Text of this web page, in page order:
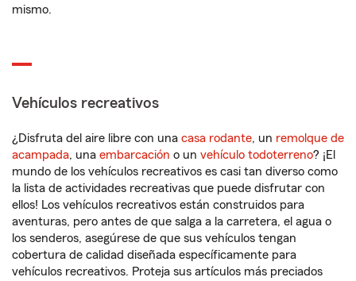
mismo.
Vehículos recreativos
¿Disfruta del aire libre con una casa rodante, un remolque de
acampada, una embarcación o un vehículo todoterreno? ¡El
mundo de los vehículos recreativos es casi tan diverso como
la lista de actividades recreativas que puede disfrutar con
ellos! Los vehículos recreativos están construidos para
aventuras, pero antes de que salga a la carretera, el agua o
los senderos, asegúrese de que sus vehículos tengan
cobertura de calidad diseñada específicamente para
vehículos recreativos. Proteja sus artículos más preciados